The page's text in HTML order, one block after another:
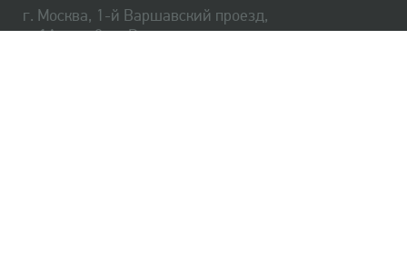
г. Москва, 1-й Варшавский проезд,
д. 1А, стр. 3, м. Варшавская